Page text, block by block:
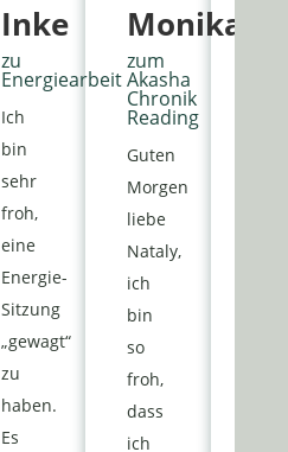
Inke
zu
Energiearbeit
Ich
bin
sehr
froh,
eine
Energie-
Sitzung
„gewagt“
zu
haben.
Es
Monika
zum
Akasha
Chronik
Reading
Guten
Morgen
liebe
Nataly,
ich
bin
so
froh,
dass
ich